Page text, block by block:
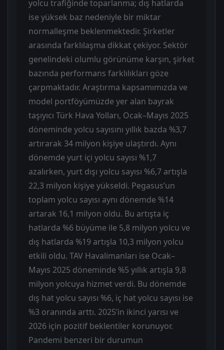
yolcu trafiğinde toparlanma; dış hatlarda
ise yüksek baz nedeniyle bir miktar
normalleşme beklenmektedir. Şirketler
arasında farklılaşma dikkat çekiyor. Sektör
genelindeki olumlu görünüme karşın, şirket
bazında performans farklılıkları göze
çarpmaktadır. Araştırma kapsamımızda ve
model portföyümüzde yer alan bayrak
taşıyıcı Türk Hava Yolları, Ocak–Mayıs 2025
döneminde yolcu sayısını yıllık bazda %3,7
artırarak 34 milyon kişiye ulaştırdı. Aynı
dönemde yurt içi yolcu sayısı %1,7
azalırken, yurt dışı yolcu sayısı %6,7 artışla
22,3 milyon kişiye yükseldi. Pegasus’un
toplam yolcu sayısı aynı dönemde %14
artarak 16,1 milyon oldu. Bu artışta iç
hatlarda %6 büyüme ile 5,8 milyon yolcu ve
dış hatlarda %19 artışla 10,3 milyon yolcu
etkili oldu. TAV Havalimanları ise Ocak–
Mayıs 2025 döneminde %5 yıllık artışla 9,8
milyon yolcuya hizmet verdi. Bu dönemde
dış hat yolcu sayısı %6, iç hat yolcu sayısı ise
%3 oranında arttı. 2025’in ikinci yarısı ve
2026 için pozitif beklentiler korunuyor.
Pandemi benzeri bir durumun